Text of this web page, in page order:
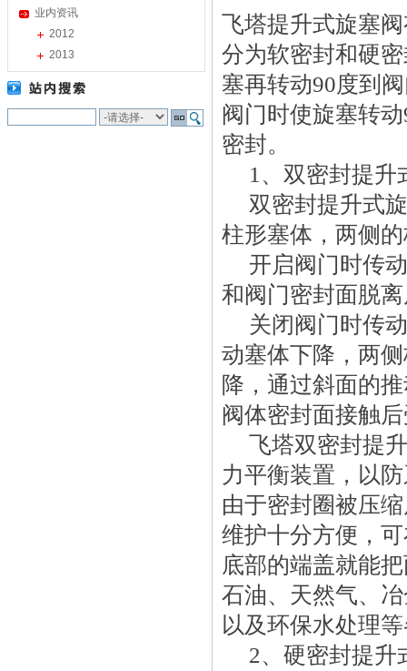
业内资讯
2012
2013
飞塔提升式旋塞
分为软密封和硬
塞再转动90度到
阀门时使旋塞转
密封。
 1、双密封提升
 双密封提升式
柱形塞体，两侧
 开启阀门时传
和阀门密封面脱
 关闭阀门时传
动塞体下降，两
降，通过斜面的
阀体密封面接触
 飞塔双密封提
力平衡装置，以
由于密封圈被压
维护十分方便，
底部的端盖就能
石油、天然气、
以及环保水处理
 2、硬密封提升